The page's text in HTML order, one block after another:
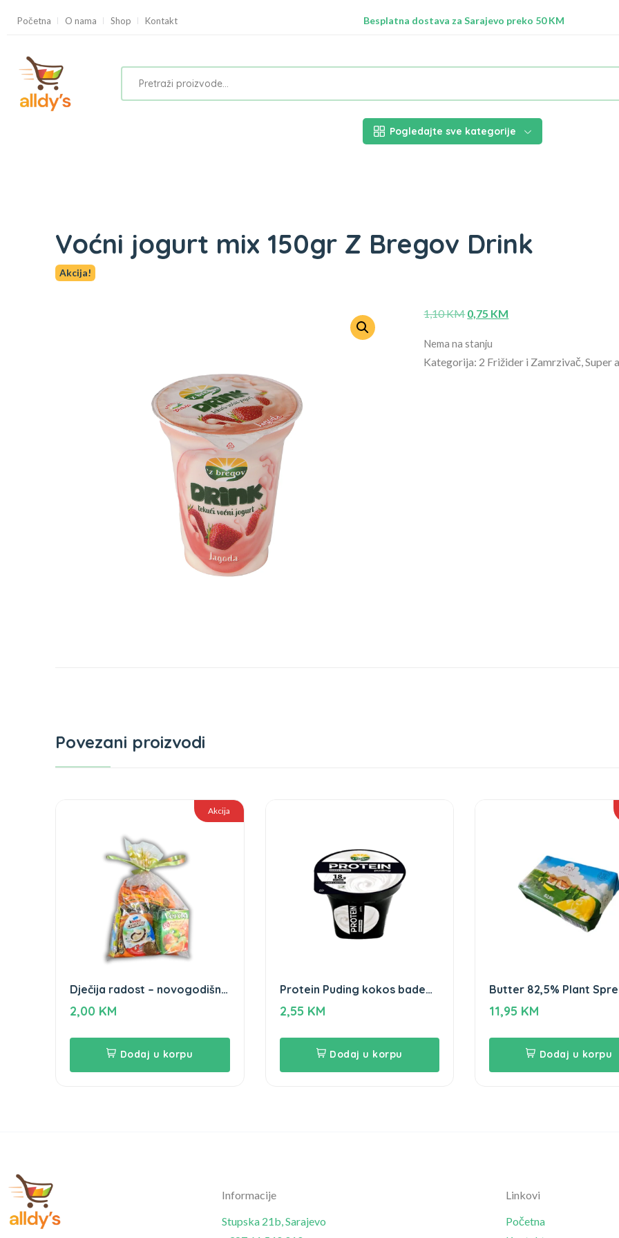
Početna O nama Shop Kontakt
Besplatna dostava za Sarajevo preko 50 KM
Pogledajte sve kategorije
Voćni jogurt mix 150gr Z Bregov Drink
Akcija!
1,10KM0,75 KM
Nema na stanju
Kategorija: 2 Frižider i Zamrzivač, Super
Povezani proizvodi
Akcija
Dječija radost – novogodišnji
paketić
2,00 KM
Dodaj u korpu
Protein Puding kokos badem
Zbregov 180g
2,55 KM
Dodaj u korpu
Butter 82,5% Plant
– 1kg
11,95 KM
Dodaj u korpu
Informacije
Stupska 21b, Sarajevo
Linkovi
Početna